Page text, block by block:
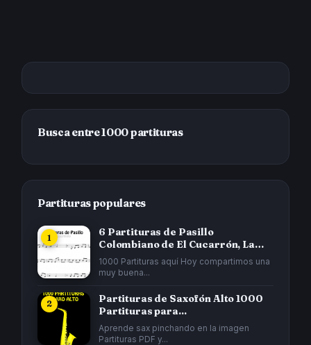
Busca entre 1000 partituras
Partituras populares
6 Partituras de Pasillo
Colombiano de El Cucarrón, La
Gata...
1000 Partituras aquí Hoy compartimos una
muy buena...
Partituras de Saxofón Alto 1000
Partituras para...
Aprende sax pinchando en la imagen
Partituras PDF y...